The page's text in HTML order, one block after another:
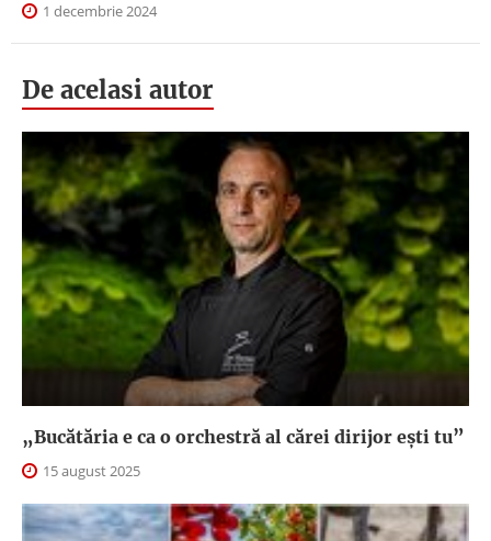
1 decembrie 2024
De acelasi autor
„Bucătăria e ca o orchestră al cărei dirijor ești tu”
15 august 2025